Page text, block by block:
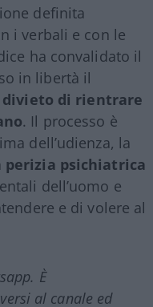
definita
i verbali e con le
ha convalidato il
in libertà il
divieto di rientrare
. Il processo è
dell’udienza, la
perizia psichiatrica
dell’uomo e
e di volere al
È
al canale ed